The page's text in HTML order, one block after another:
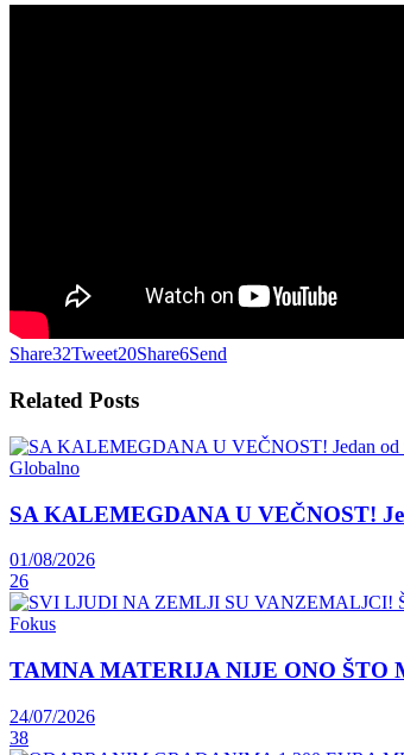
Share32Tweet20Share6Send
Related Posts
Globalno
SA KALEMEGDANA U VEČNOST!
01/08/2026
26
Fokus
TAMNA MATERIJA NIJE ONO ŠTO
24/07/2026
38